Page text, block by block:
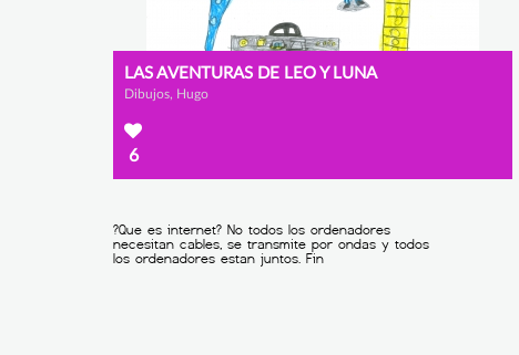
LAS AVENTURAS DE LEO Y LUNA
Dibujos, Hugo
6